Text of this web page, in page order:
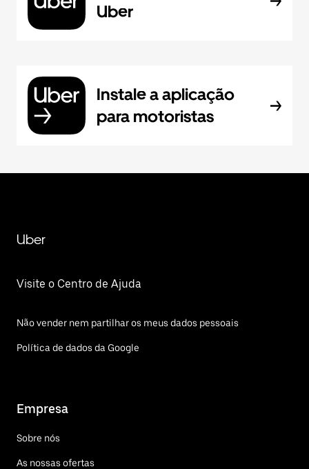
Uber
Instale a aplicação
para motoristas
Uber
Visite o Centro de Ajuda
Não vender nem partilhar os meus dados pessoais
Política de dados da Google
Empresa
Sobre nós
As nossas ofertas